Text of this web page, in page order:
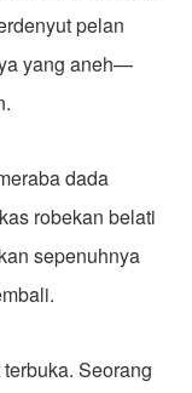
pelan
yang aneh—
dada
robekan belati
sepenuhnya
Seorang